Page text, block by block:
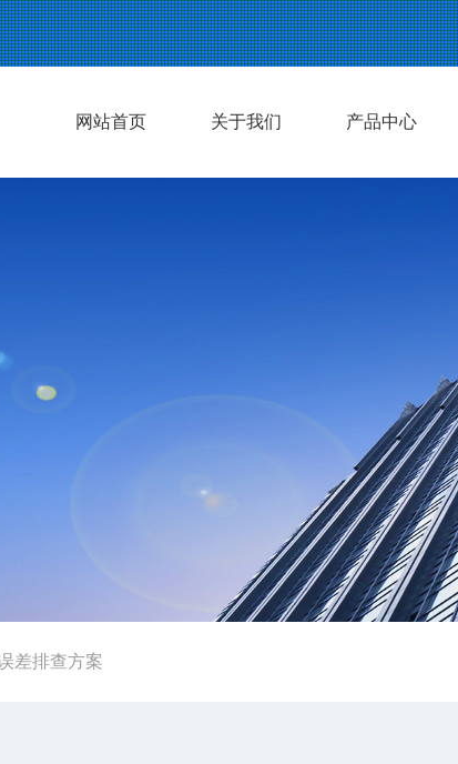
网站首页 关于我们 产品中心
差排查方案